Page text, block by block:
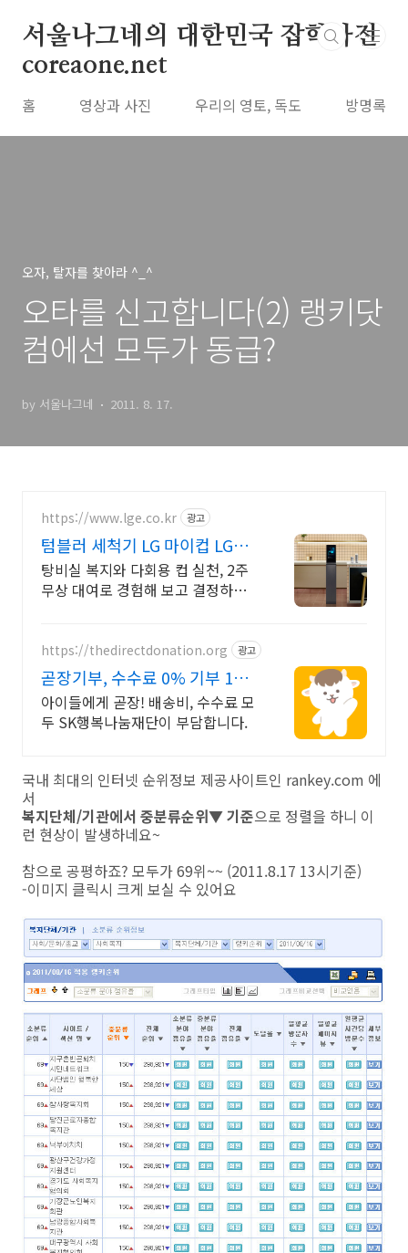
서울나그네의 대한민국 잡학사전
coreaone.net
홈 영상과 사진 우리의 영토, 독도 방명록
오자, 탈자를 찾아라 ^_^
오타를 신고합니다(2) 랭키닷
컴에선 모두가 동급?
by 서울나그네 2011. 8. 17.
https://www.lge.co.kr 광고
텀블러 세척기 LG 마이컵 LG마
이컵 무상대여신청
탕비실 복지와 다회용 컵 실천, 2주
무상 대여로 경험해 보고 결정하세
https://thedirectdonation.org 광고
곧장기부, 수수료 0% 기부 1원
도 빠짐없이, 곧장
아이들에게 곧장! 배송비, 수수료 모
두 SK행복나눔재단이 부담합니다.
국내 최대의 인터넷 순위정보 제공사이트인 rankey.com 에
서
복지단체/기관에서 중분류순위▼ 기준으로 정렬을 하니 이
런 현상이 발생하네요~
참으로 공평하죠? 모두가 69위~~ (2011.8.17 13시기준)
-이미지 클릭시 크게 보실 수 있어요